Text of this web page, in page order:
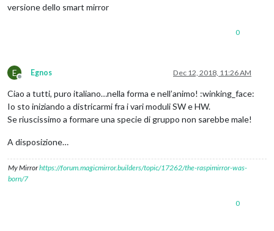
versione dello smart mirror
0
E
Offline
Egnos Dec 12, 2018, 11:26 AM
Ciao a tutti, puro italiano…nella forma e nell’animo! :winking_face:
Io sto iniziando a districarmi fra i vari moduli SW e HW.
Se riuscissimo a formare una specie di gruppo non sarebbe male!
A disposizione…
My Mirrorhttps://forum.magicmirror.builders/topic/17262/the-raspimirror-was-
born/7
0